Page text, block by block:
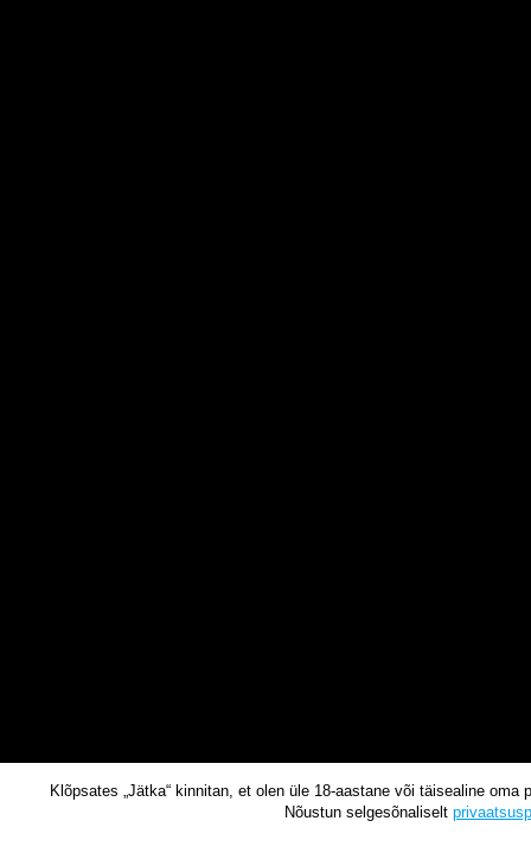
Klõpsates „Jätka“ kinnitan, et olen üle 18-aastane või täisealine oma
Nõustun selgesõnaliselt